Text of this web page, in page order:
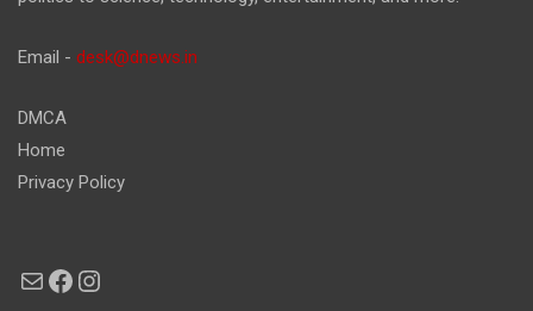
Email - desk@dnews.in
DMCA
Home
Privacy Policy
MailFacebook
Instagram